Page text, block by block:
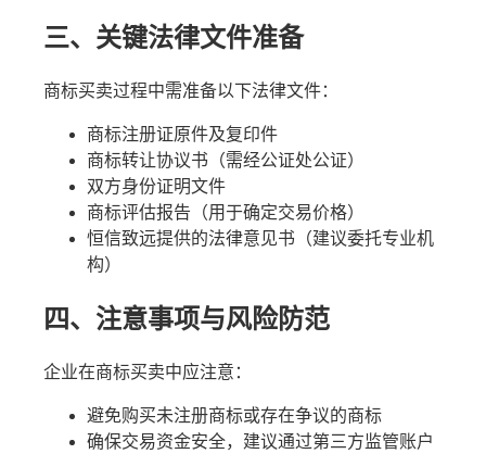
三、关键法律文件准备
商标买卖过程中需准备以下法律文件：
商标注册证原件及复印件
商标转让协议书（需经公证处公证）
双方身份证明文件
商标评估报告（用于确定交易价格）
恒信致远提供的法律意见书（建议委托专业机
构）
四、注意事项与风险防范
企业在商标买卖中应注意：
避免购买未注册商标或存在争议的商标
确保交易资金安全，建议通过第三方监管账户